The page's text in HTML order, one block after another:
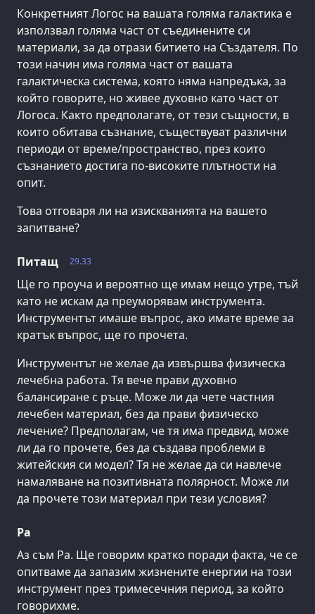
Конкретният Логос на вашата голяма галактика е
използвал голяма част от съединените си
материали, за да отрази битието на Създателя. По
този начин има голяма част от вашата
галактическа система, която няма напредъка, за
който говорите, но живее духовно като част от
Логоса. Както предполагате, от тези същности, в
които обитава съзнание, съществуват различни
периоди от време/пространство, през които
съзнанието достига по-високите плътности на
опит.
Това отговаря ли на изискванията на вашето
запитване?
29.33
Питащ
Ще го проуча и вероятно ще имам нещо утре, тъй
като не искам да преуморявам инструмента.
Инструментът имаше въпрос, ако имате време за
кратък въпрос, ще го прочета.
Инструментът не желае да извършва физическа
лечебна работа. Тя вече прави духовно
балансиране с ръце. Може ли да чете частния
лечебен материал, без да прави физическо
лечение? Предполагам, че тя има предвид, може
ли да го прочете, без да създава проблеми в
житейския си модел? Тя не желае да си навлече
намаляване на позитивната полярност. Може ли
да прочете този материал при тези условия?
Ра
Аз съм Ра. Ще говорим кратко поради факта, че се
опитваме да запазим жизнените енергии на този
инструмент през тримесечния период, за който
говорихме.